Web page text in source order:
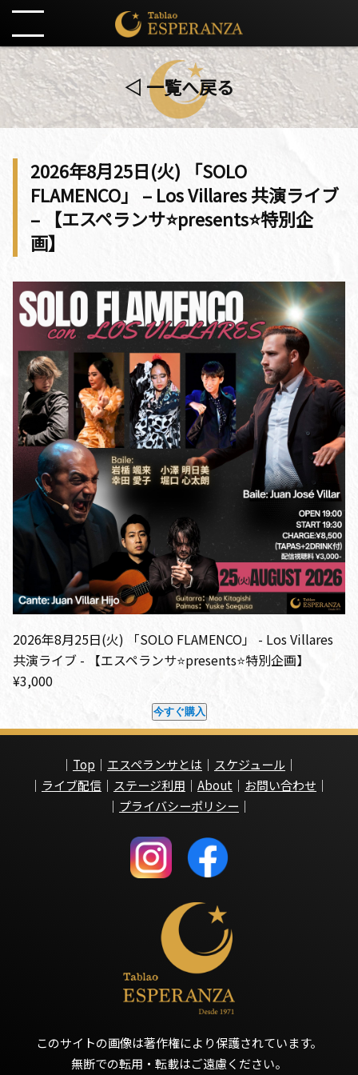
◁ 一覧へ戻る
2026年8月25日(火) 「SOLO
FLAMENCO」 – Los Villares 共演ライブ
– 【エスペランサ⭐️presents⭐️特別企
画】
2026年8月25日(火) 「SOLO FLAMENCO」 - Los Villares
共演ライブ - 【エスペランサ⭐️presents⭐️特別企画】
¥3,000
今すぐ購入
｜ Top ｜ エスペランサとは ｜ スケジュール ｜
｜ ライブ配信 ｜ ステージ利用 ｜ About ｜ お問い合わせ ｜
｜ プライバシーポリシー ｜
このサイトの画像は著作権により保護されています。
無断での転用・転載はご遠慮ください。